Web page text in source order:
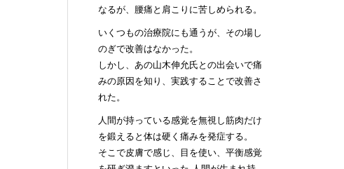
なるが、腰痛と肩こりに苦しめられる。
いくつもの治療院にも通うが、その場し
のぎで改善はなかった。
しかし、あの山木伸允氏との出会いで痛
みの原因を知り、実践することで改善さ
れた。
人間が持っている感覚を無視し筋肉だけ
を鍛えると体は硬く痛みを発症する。
そこで皮膚で感じ、目を使い、平衡感覚